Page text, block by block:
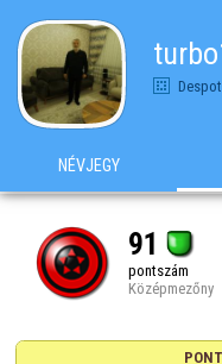
NÉVJEGY
91
pontszám
Középmezőny